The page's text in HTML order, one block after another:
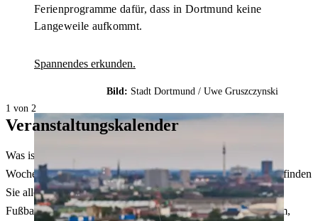
Ferienprogramme dafür, dass in Dortmund keine
Langeweile aufkommt.
Spannendes erkunden.
Bild: Stadt Dortmund / Uwe Gruszczynski
1 von 2
Veranstaltungskalender
Was ist heute in Dortmund los? Welche Konzerte gibt es am
Wochenende? Im größten Veranstaltungskalender Dortmunds finden
Sie alle Events – von der Stadt- oder Museumsführung übers
Fußballspiel bis zum Flohmarkt. Sie können dabei nach Datum,